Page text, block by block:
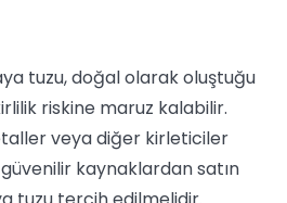
tuzu, doğal olarak oluştuğu
riskine maruz kalabilir.
veya diğer kirleticiler
kaynaklardan satın